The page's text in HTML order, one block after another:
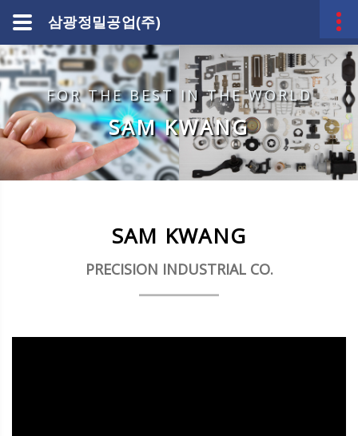
삼광정밀공업(주)
FOR THE BEST IN THE WORLD
SAM KWANG
SAM KWANG
PRECISION INDUSTRIAL CO.